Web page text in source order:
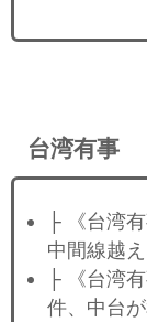
台湾有事
├ 《台湾
中間線越
├ 《台湾
件、中台